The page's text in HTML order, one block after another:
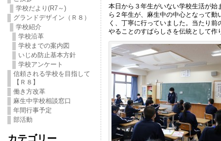
学校だより(R7～)
グランドデザイン（Ｒ８）
学校紹介
学校沿革
学校までの案内図
いじめ防止基本方針
学校アンケート
信頼される学校を目指して
【Ｒ８】
働き方改革
麻生中学校相談窓口
年間行事予定
部活動
カテゴリー
本日から３年生がいない学校生活が
ら２年生が、麻生中の中心となって
く、丁寧に行っていました。当たり
やることのすばらしさを伝統として